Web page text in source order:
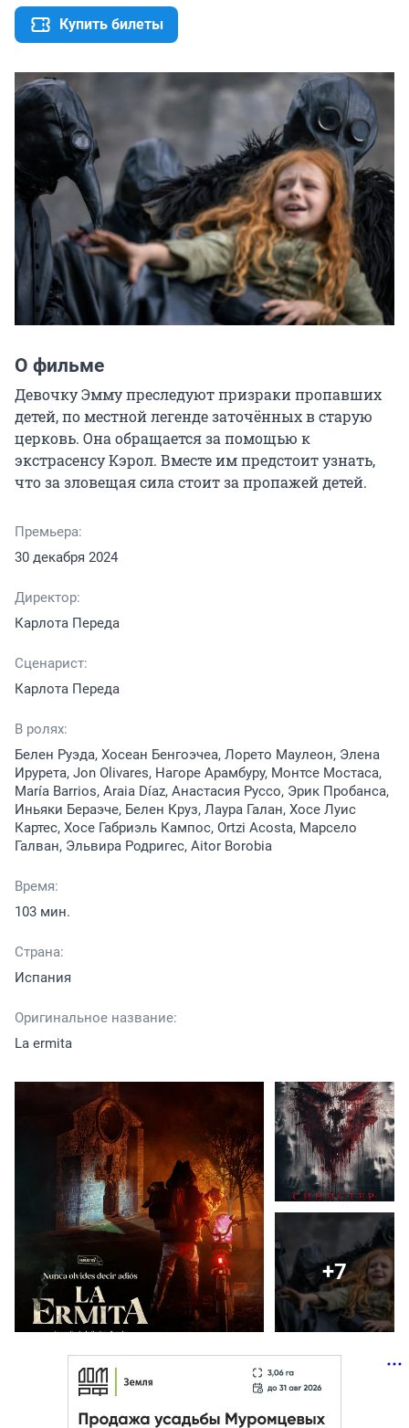
Купить билеты
О фильме
Девочку Эмму преследуют призраки пропавших
детей, по местной легенде заточённых в старую
церковь. Она обращается за помощью к
экстрасенсу Кэрол. Вместе им предстоит узнать,
что за зловещая сила стоит за пропажей детей.
Премьера:
30 декабря 2024
Директор:
Карлота Переда
Сценарист:
Карлота Переда
В ролях:
Белен Руэда, Хосеан Бенгоэчеа, Лорето Маулеон, Элена
Ирурета, Jon Olivares, Нагоре Арамбуру, Монтсе Мостаса,
María Barrios, Araia Díaz, Анастасия Руссо, Эрик Пробанса,
Иньяки Бераэче, Белен Круз, Лаура Галан, Хосе Луис
Картес, Хосе Габриэль Кампос, Ortzi Acosta, Марсело
Галван, Эльвира Родригес, Aitor Borobia
Время:
103 мин.
Страна:
Испания
Оригинальное название:
La ermita
+7